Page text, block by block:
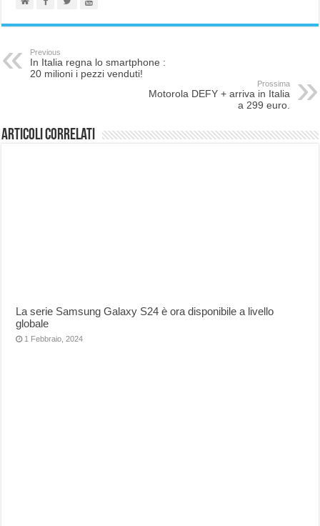
Previous
In Italia regna lo smartphone :
20 milioni i pezzi venduti!
Prossima
Motorola DEFY + arriva in Italia
a 299 euro.
Articoli correlati
La serie Samsung Galaxy S24 è ora disponibile a livello
globale
1 Febbraio, 2024